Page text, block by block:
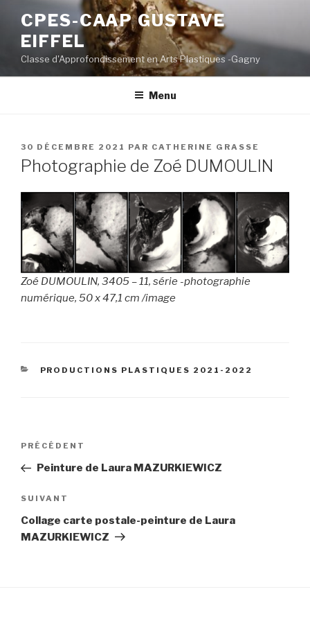
contenu
principal
CPES-CAAP GUSTAVE
EIFFEL
Classe d'Approfondissement en Arts Plastiques -Gagny
Menu
PUBLIÉ
LE
30 DÉCEMBRE 2021 PAR CATHERINE GRASSE
Photographie de Zoé DUMOULIN
Zoé DUMOULIN, 3405 – 11, série -photographie
numérique, 50 x 47,1 cm /image
CATÉGORIES
PRODUCTIONS PLASTIQUES 2021-2022
Navigation
l’article
Article
précédent
PRÉCÉDENT
Peinture de Laura MAZURKIEWICZ
Article
suivant
SUIVANT
Collage carte postale-peinture de Laura
MAZURKIEWICZ